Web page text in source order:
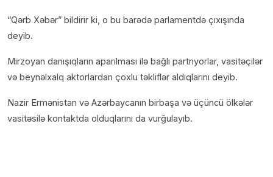
“Qərb Xəbər” bildirir ki, o bu barədə parlamentdə çıxışında
deyib.
Mirzoyan danışıqların aparılması ilə bağlı partnyorlar, vasitəçilər
və beynəlxalq aktorlardan çoxlu təkliflər aldıqlarını deyib.
Nazir Ermənistan və Azərbaycanın birbaşa və üçüncü ölkələr
vasitəsilə kontaktda olduqlarını da vurğulayıb.